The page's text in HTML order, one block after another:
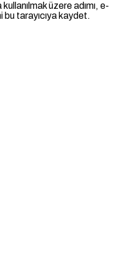
üzere adımı, e-
tarayıcıya kaydet.